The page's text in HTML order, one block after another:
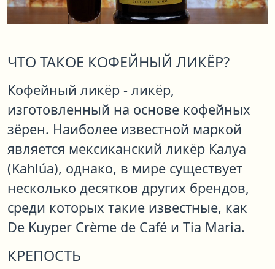
ЧТО ТАКОЕ КОФЕЙНЫЙ ЛИКЁР?
Кофейный ликёр - ликёр,
изготовленный на основе кофейных
зёрен. Наиболее известной маркой
является мексиканский ликёр Калуа
(Kahlúa), однако, в мире существует
несколько десятков других брендов,
среди которых такие известные, как
De Kuyper Crème de Café и Tia Maria.
КРЕПОСТЬ